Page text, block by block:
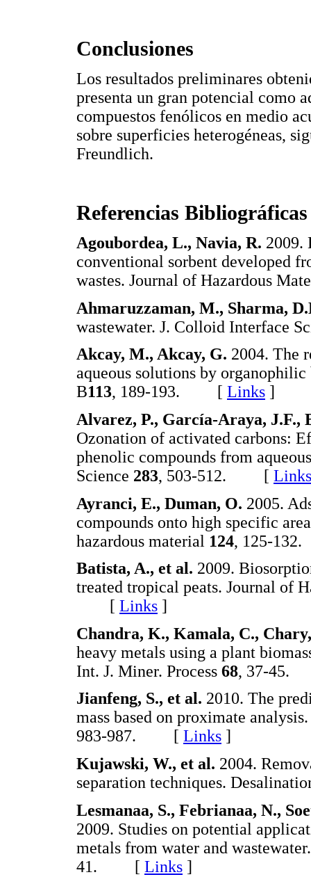
Conclusiones
Los resultados preliminares
presenta un gran potencial como
compuestos fenólicos en medio
sobre superficies heterogéneas,
Freundlich.
Referencias Bibliográficas
Agoubordea, L., Navia, R. 2009.
conventional sorbent developed
wastes. Journal of Hazardous
Ahmaruzzaman, M., Sharma,
wastewater. J. Colloid Interface
Akcay, M., Akcay, G. 2004. The
aqueous solutions by
B113, 189-193. [ Links ]
Alvarez, P., García-Araya, J.F.,
Ozonation of activated carbons:
phenolic compounds from
Science 283, 503-512. [ Links
Ayranci, E., Duman, O. 2005.
compounds onto high specific
hazardous material 124, 125-
Batista, A., et al. 2009.
treated tropical peats. Journal of
[ Links ]
Chandra, K., Kamala, C.,
heavy metals using a plant
Int. J. Miner. Process 68, 37-
Jianfeng, S., et al. 2010. The
mass based on proximate
983-987. [ Links ]
Kujawski, W., et al. 2004.
separation techniques.
Lesmanaa, S., Febrianaa, N.,
2009. Studies on potential
metals from water and
41. [ Links ]